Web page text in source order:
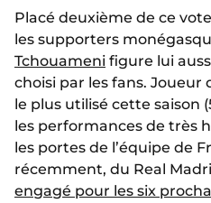
Placé deuxième de ce
les supporters
Tchouameni figure lui
choisi par les fans.
le plus utilisé cette saison
les performances de très
les portes de l’équipe de
récemment, du Real
engagé pour les six